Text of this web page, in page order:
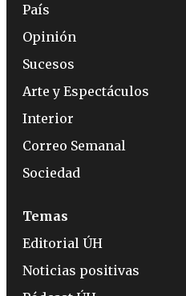
País
Opinión
Sucesos
Arte y Espectáculos
Interior
Correo Semanal
Sociedad
Temas
Editorial ÚH
Noticias positivas